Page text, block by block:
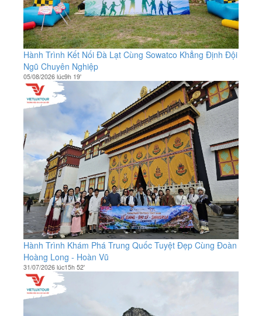
Hành Trình Kết Nối Đà Lạt Cùng Sowatco Khẳng Định Đội
Ngũ Chuyên Nghiệp
05/08/2026 lúc9h 19'
Hành Trình Khám Phá Trung Quốc Tuyệt Đẹp Cùng Đoàn
Hoàng Long - Hoàn Vũ
31/07/2026 lúc15h 52'